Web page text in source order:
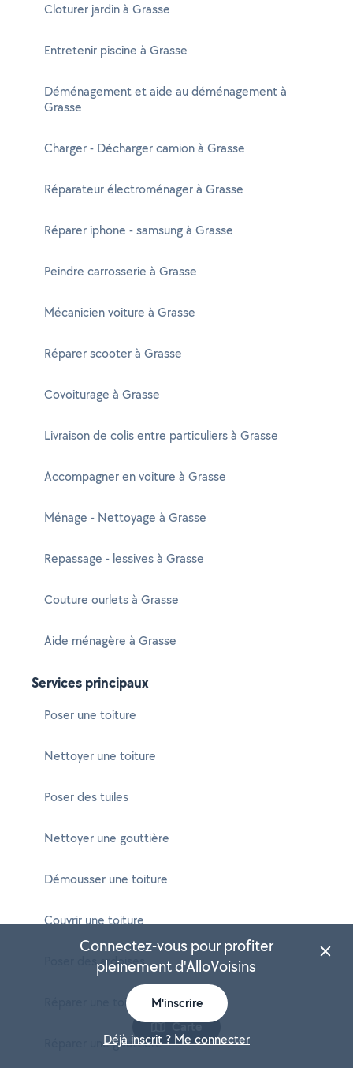
Cloturer jardin à Grasse
Entretenir piscine à Grasse
Déménagement et aide au déménagement à
Grasse
Charger - Décharger camion à Grasse
Réparateur électroménager à Grasse
Réparer iphone - samsung à Grasse
Peindre carrosserie à Grasse
Mécanicien voiture à Grasse
Réparer scooter à Grasse
Covoiturage à Grasse
Livraison de colis entre particuliers à Grasse
Accompagner en voiture à Grasse
Ménage - Nettoyage à Grasse
Repassage - lessives à Grasse
Couture ourlets à Grasse
Aide ménagère à Grasse
Services principaux
Poser une toiture
Nettoyer une toiture
Poser des tuiles
Nettoyer une gouttière
Démousser une toiture
Couvrir une toiture
Poser des ardoises
Réparer une toiture
Réparer une gouttière
Carte
Connectez-vous pour profiter
pleinement d'AlloVoisins
M'inscrire
Déjà inscrit ? Me connecter